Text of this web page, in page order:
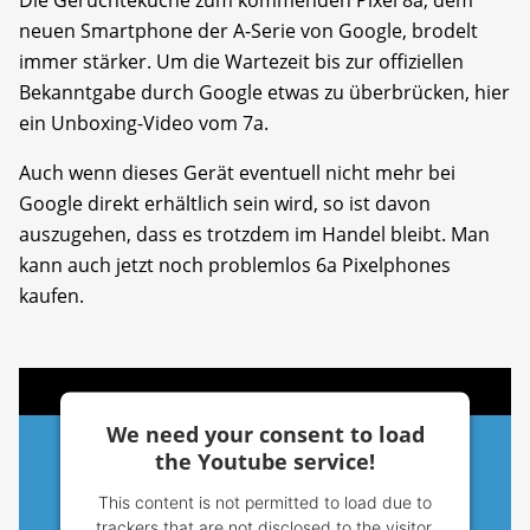
neuen Smartphone der A-Serie von Google, brodelt
immer stärker. Um die Wartezeit bis zur offiziellen
Bekanntgabe durch Google etwas zu überbrücken, hier
ein Unboxing-Video vom 7a.
Auch wenn dieses Gerät eventuell nicht mehr bei
Google direkt erhältlich sein wird, so ist davon
auszugehen, dass es trotzdem im Handel bleibt. Man
kann auch jetzt noch problemlos 6a Pixelphones
kaufen.
We need your consent to load
the Youtube service!
This content is not permitted to load due to